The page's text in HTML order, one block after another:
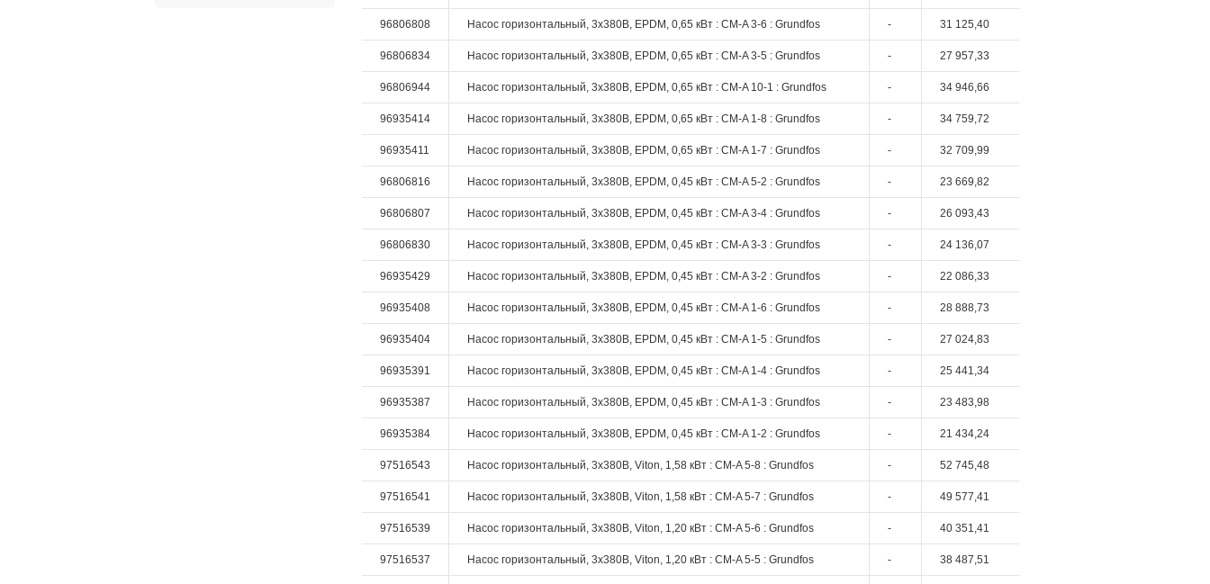
96806808 Насос горизонтальный, 3х380В, EPDM, 0,65 кВт : CM-A 3-6 : Grundfos - 31 125,40
96806834 Насос горизонтальный, 3х380В, EPDM, 0,65 кВт : CM-A 3-5 : Grundfos - 27 957,33
96806944 Насос горизонтальный, 3х380В, EPDM, 0,65 кВт : CM-A 10-1 : Grundfos - 34 946,66
96935414 Насос горизонтальный, 3х380В, EPDM, 0,65 кВт : CM-A 1-8 : Grundfos - 34 759,72
96935411 Насос горизонтальный, 3х380В, EPDM, 0,65 кВт : CM-A 1-7 : Grundfos - 32 709,99
96806816 Насос горизонтальный, 3х380В, EPDM, 0,45 кВт : CM-A 5-2 : Grundfos - 23 669,82
96806807 Насос горизонтальный, 3х380В, EPDM, 0,45 кВт : CM-A 3-4 : Grundfos - 26 093,43
96806830 Насос горизонтальный, 3х380В, EPDM, 0,45 кВт : CM-A 3-3 : Grundfos - 24 136,07
96935429 Насос горизонтальный, 3х380В, EPDM, 0,45 кВт : CM-A 3-2 : Grundfos - 22 086,33
96935408 Насос горизонтальный, 3х380В, EPDM, 0,45 кВт : CM-A 1-6 : Grundfos - 28 888,73
96935404 Насос горизонтальный, 3х380В, EPDM, 0,45 кВт : CM-A 1-5 : Grundfos - 27 024,83
96935391 Насос горизонтальный, 3х380В, EPDM, 0,45 кВт : CM-A 1-4 : Grundfos - 25 441,34
96935387 Насос горизонтальный, 3х380В, EPDM, 0,45 кВт : CM-A 1-3 : Grundfos - 23 483,98
96935384 Насос горизонтальный, 3х380В, EPDM, 0,45 кВт : CM-A 1-2 : Grundfos - 21 434,24
97516543 Насос горизонтальный, 3х380В, Viton, 1,58 кВт : CM-A 5-8 : Grundfos - 52 745,48
97516541 Насос горизонтальный, 3х380В, Viton, 1,58 кВт : CM-A 5-7 : Grundfos - 49 577,41
97516539 Насос горизонтальный, 3х380В, Viton, 1,20 кВт : CM-A 5-6 : Grundfos - 40 351,41
97516537 Насос горизонтальный, 3х380В, Viton, 1,20 кВт : CM-A 5-5 : Grundfos - 38 487,51